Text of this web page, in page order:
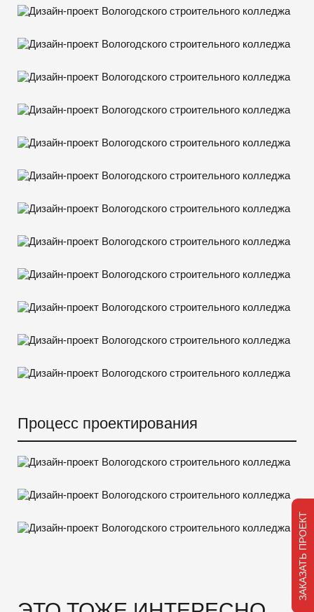
Процесс проектирования
ЗАКАЗАТЬ ПРОЕКТ